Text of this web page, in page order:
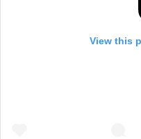
View this